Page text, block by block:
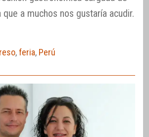
a muchos nos gustaría acudir.
,feria, Perú